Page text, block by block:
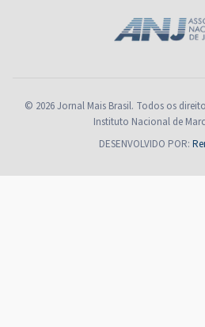
© 2026 Jornal Mais Brasil. Todos os
Instituto Nacional de
DESENVOLVIDO POR: